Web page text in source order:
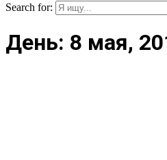
Search for:
День: 8 мая,